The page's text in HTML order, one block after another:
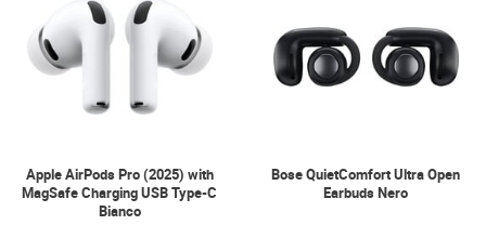
Apple AirPods Pro (2025) with
MagSafe Charging USB Type-C
Bianco
Bose QuietComfort Ultra Open
Earbuds Nero